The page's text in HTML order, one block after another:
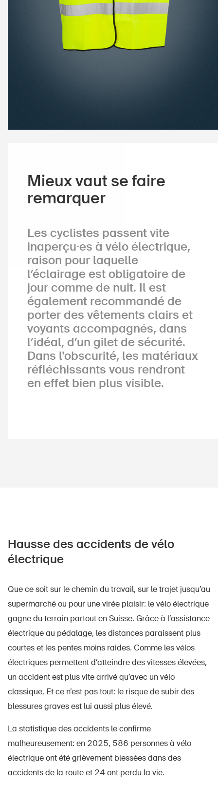
Mieux vaut se faire
remarquer
Les cyclistes passent vite
inaperçu⸱es à vélo électrique,
raison pour laquelle
l’éclairage est obligatoire de
jour comme de nuit. Il est
également recommandé de
porter des vêtements clairs et
voyants accompagnés, dans
l’idéal, d’un gilet de sécurité.
Dans l'obscurité, les matériaux
réfléchissants vous rendront
en effet bien plus visible.
Hausse des accidents de vélo
électrique
Que ce soit sur le chemin du travail, sur le trajet jusqu’au
supermarché ou pour une virée plaisir: le vélo électrique
gagne du terrain partout en Suisse. Grâce à l’assistance
électrique au pédalage, les distances paraissent plus
courtes et les pentes moins raides. Comme les vélos
électriques permettent d’atteindre des vitesses élevées,
un accident est plus vite arrivé qu’avec un vélo
classique. Et ce n’est pas tout: le risque de subir des
blessures graves est lui aussi plus élevé.
La statistique des accidents le confirme
malheureusement: en 2025, 586 personnes à vélo
électrique ont été grièvement blessées dans des
accidents de la route et 24 ont perdu la vie.